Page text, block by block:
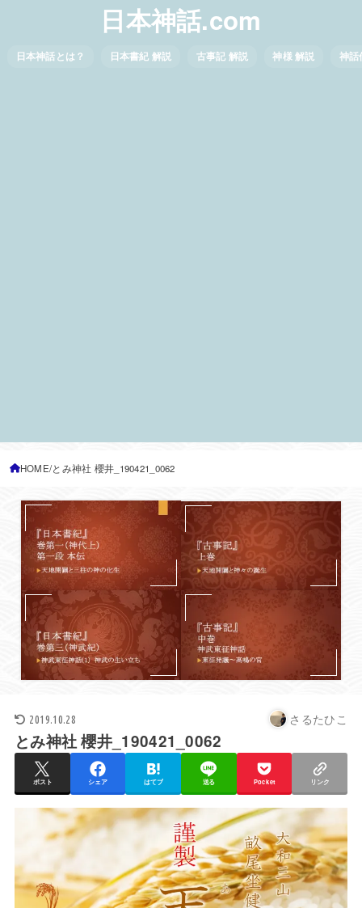
日本神話.com
日本神話とは？ 日本書紀 解説 古事記 解説 神様 解説 神話
HOME とみ神社 櫻井_190421_0062
2019.10.28 さるたひこ
とみ神社 櫻井_190421_0062
ポスト シェア はてブ 送る Pocket リンク